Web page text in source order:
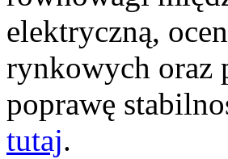
elektryczną,
rynkowych oraz
poprawę
tutaj.